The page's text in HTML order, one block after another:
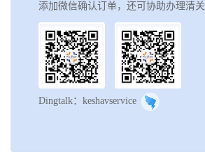
添加微信确认订单，还可协助办理清关
Dingtalk：keshavservice